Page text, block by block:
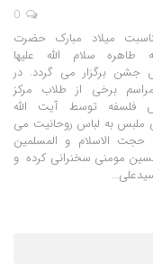
میلاد مبارک حضرت
طاهره سلام الله علیها
جشن برگزار می گردد. در
برخی از طلاب مرکز
فلسفه توسط آیت الله
ملبس به لباس روحانیت می
حجت الاسلام و المسلمین
مومنی سخنرانی کرده و